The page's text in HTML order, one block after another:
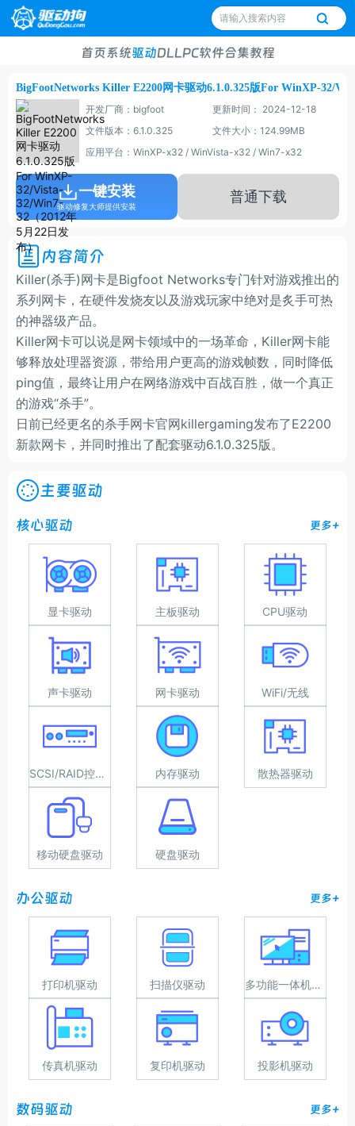
首页系统驱动DLLPC软件合集教程
BigFootNetworks Killer E2200网卡驱动6.1.0.325版For WinXP-32/
开发厂商：bigfoot
更新时间： 2024-12-18
文件版本：6.1.0.325
文件大小：124.99MB
应用平台：WinXP-x32 / WinVista-x32 / Win7-x32
一键安装
驱动修复大师提供安装
普通下载
内容简介
Killer(杀手)网卡是Bigfoot Networks专门针对游戏推出的
系列网卡，在硬件发烧友以及游戏玩家中绝对是炙手可热
的神器级产品。
Killer网卡可以说是网卡领域中的一场革命，Killer网卡能
够释放处理器资源，带给用户更高的游戏帧数，同时降低
ping值，最终让用户在网络游戏中百战百胜，做一个真正
的游戏“杀手”。
日前已经更名的杀手网卡官网killergaming发布了E2200
新款网卡，并同时推出了配套驱动6.1.0.325版。
主要驱动
核心驱动 更多+
显卡驱动 主板驱动 CPU驱动
声卡驱动 网卡驱动 WiFi/无线
SCSI/RAID控制器驱动 内存驱动 散热器驱动
移动硬盘驱动 硬盘驱动
办公驱动 更多+
打印机驱动 扫描仪驱动 多功能一体机驱动
传真机驱动 复印机驱动 投影机驱动
数码驱动 更多+